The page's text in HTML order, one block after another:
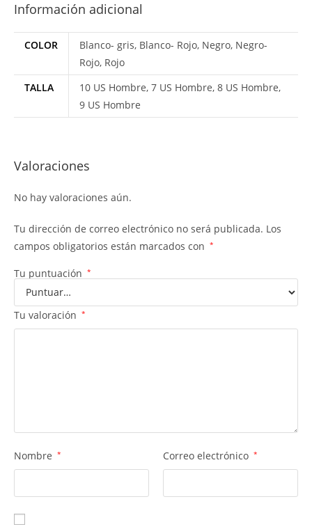
Información adicional
COLOR
Blanco- gris, Blanco- Rojo, Negro, Negro-
Rojo, Rojo
TALLA
10 US Hombre, 7 US Hombre, 8 US Hombre,
9 US Hombre
Valoraciones
No hay valoraciones aún.
Tu dirección de correo electrónico no será publicada. Los
campos obligatorios están marcados con *
Tu puntuación *
Tu valoración *
Nombre * Correo electrónico *